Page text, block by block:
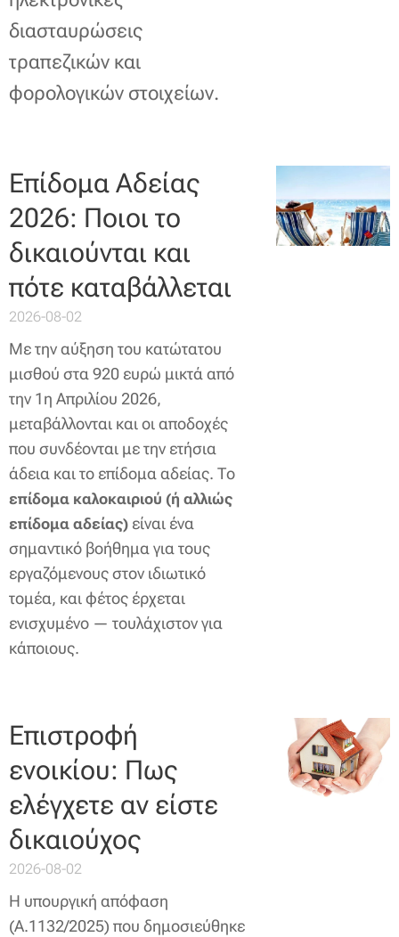
διασταυρώσεις
τραπεζικών και
φορολογικών στοιχείων.
Επίδομα Αδείας
2026: Ποιοι το
δικαιούνται και
πότε καταβάλλεται
2026-08-02
Με την αύξηση του κατώτατου
μισθού στα 920 ευρώ μικτά από
την 1η Απριλίου 2026,
μεταβάλλονται και οι αποδοχές
που συνδέονται με την ετήσια
άδεια και το επίδομα αδείας. Το
επίδομα καλοκαιριού (ή αλλιώς
επίδομα αδείας) είναι ένα
σημαντικό βοήθημα για τους
εργαζόμενους στον ιδιωτικό
τομέα, και φέτος έρχεται
ενισχυμένο — τουλάχιστον για
κάποιους.
Επιστροφή
ενοικίου: Πως
ελέγχετε αν είστε
δικαιούχος
2026-08-02
Η υπουργική απόφαση
(Α.1132/2025) που δημοσιεύθηκε